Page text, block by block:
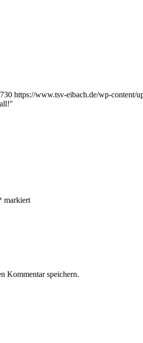
https://www.tsv-eibach.de/wp-content/
markiert
Kommentar speichern.